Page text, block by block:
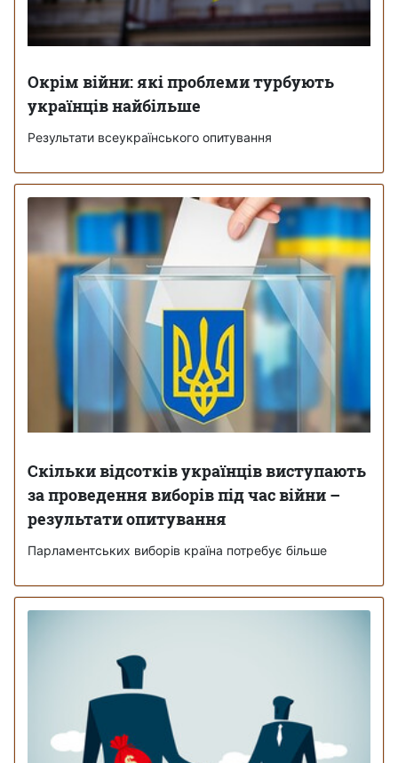
Окрім війни: які проблеми турбують
українців найбільше
Результати всеукраїнського опитування
Скільки відсотків українців виступають
за проведення виборів під час війни –
результати опитування
Парламентських виборів країна потребує більше